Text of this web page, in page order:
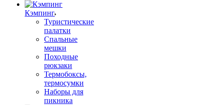
Кэмпинг
Туристические
палатки
Спальные
мешки
Походные
рюкзаки
Термобоксы,
термосумки
Наборы для
пикника